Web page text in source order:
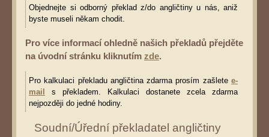
Objednejte si odborný překlad z/do angličtiny u nás, aniž
byste museli někam chodit.
Pro více informací ohledně našich překladů přejděte
na úvodní stránku kliknutím zde.
Pro kalkulaci překladu angličtina zdarma prosím zašlete e-
mail
s překladem. Kalkulaci dostanete zcela zdarma
nejpozději do jedné hodiny.
Soudní/Úřední překladatel angličtiny